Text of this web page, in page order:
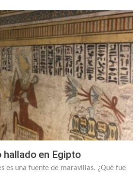
hallado en Egipto
es una fuente de maravillas. ¿Qué fue